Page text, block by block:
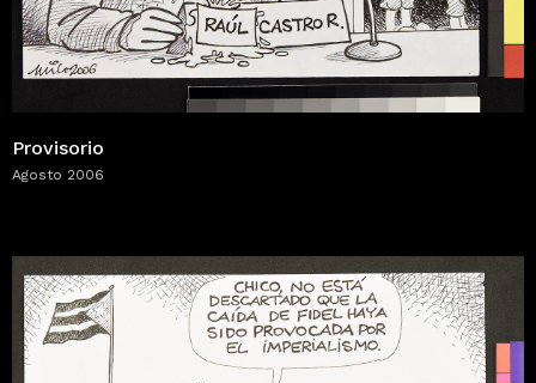
Provisorio
Agosto 2006